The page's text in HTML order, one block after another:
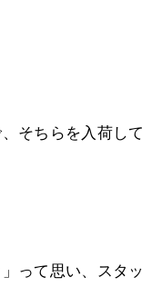
そちらを入荷し
って思い、スタ